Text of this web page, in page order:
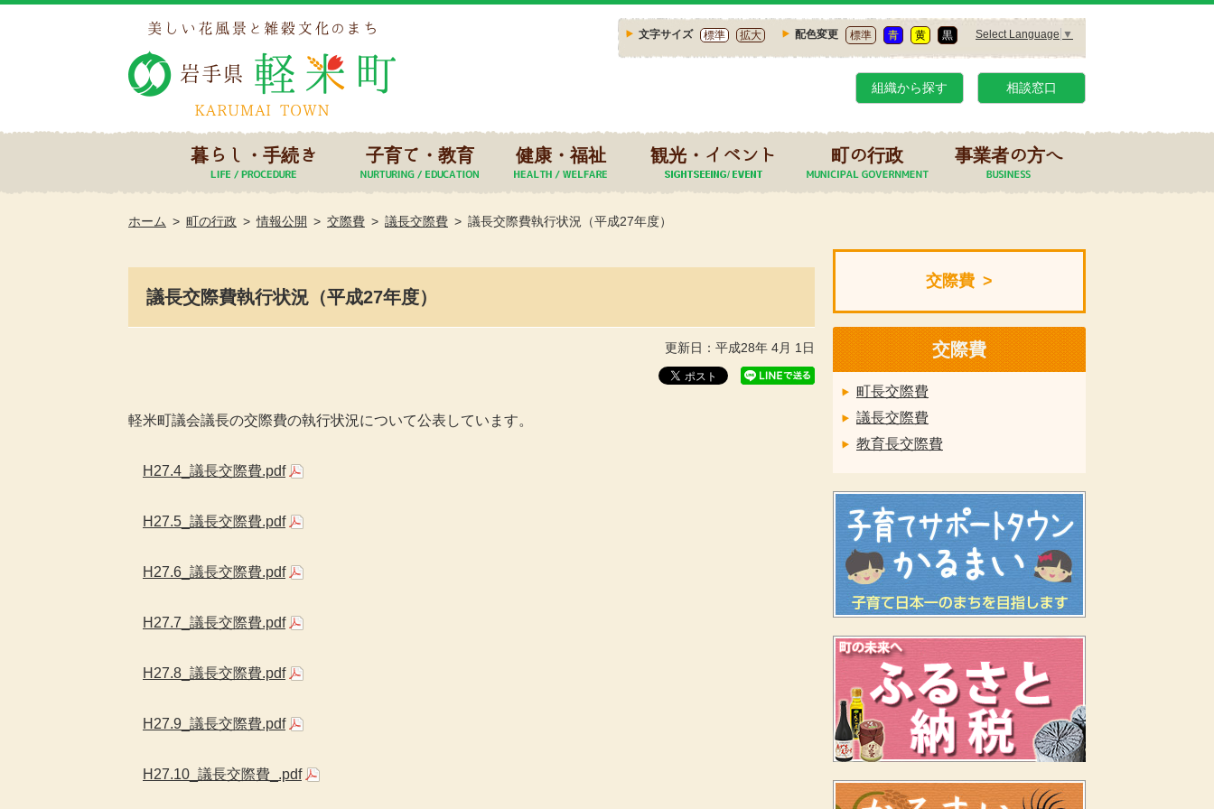
文字サイズ 標準 拡大 配色変更 標準 青 黄 黒 Select Language ▼
組織から探す 相談窓口
暮らし・手続き 子育て・教育 健康・福祉 観光・イベント 町の行政 事業者の方へ
ホーム 町の行政 情報公開 交際費 議長交際費 議長交際費執行状況（平成27年度）
議長交際費執行状況（平成27年度）
更新日：平成28年 4月 1日
軽米町議会議長の交際費の執行状況について公表しています。
H27.4_議長交際費.pdf
H27.5_議長交際費.pdf
H27.6_議長交際費.pdf
H27.7_議長交際費.pdf
H27.8_議長交際費.pdf
H27.9_議長交際費.pdf
H27.10_議長交際費_.pdf
交際費
交際費
町長交際費
議長交際費
教育長交際費